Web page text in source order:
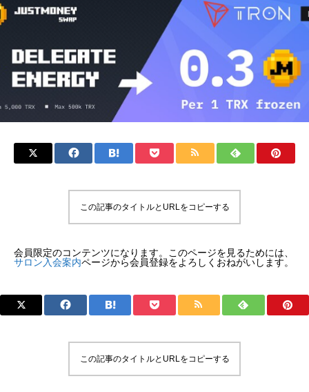
この記事のタイトルとURLをコピーする
会員限定のコンテンツになります。このページを見るためには、
サロン入会案内ページから会員登録をよろしくおねがいします。
この記事のタイトルとURLをコピーする